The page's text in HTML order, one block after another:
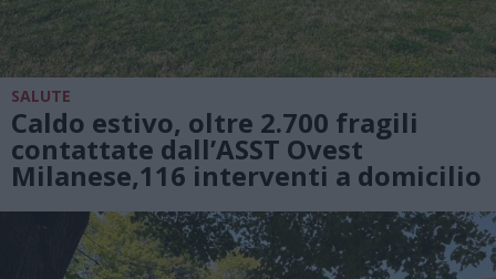
SALUTE
Caldo estivo, oltre 2.700 fragili
contattate dall’ASST Ovest
Milanese,116 interventi a domicilio